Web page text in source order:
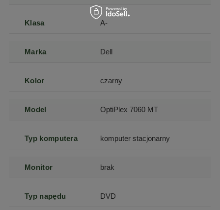
Klasa A-
Marka Dell
Kolor czarny
Model OptiPlex 7060 MT
Typ komputera komputer stacjonarny
Monitor brak
Typ napędu DVD